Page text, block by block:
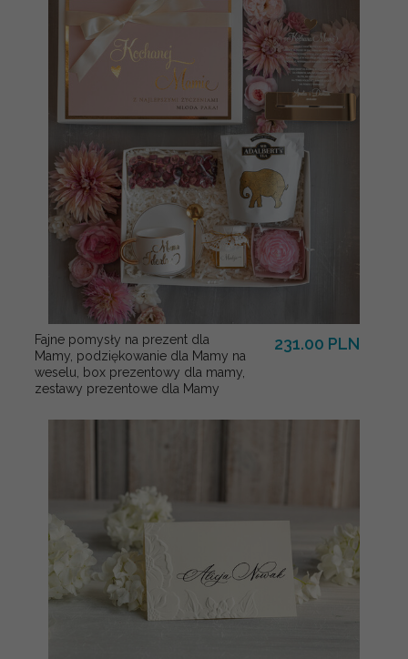
Fajne pomysły na prezent dla
Mamy, podziękowanie dla Mamy na
weselu, box prezentowy dla mamy,
zestawy prezentowe dla Mamy
231.00 PLN